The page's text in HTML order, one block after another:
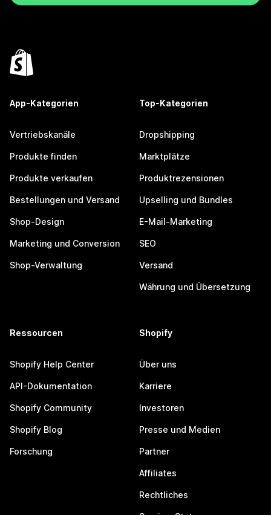
App-Kategorien
Vertriebskanäle
Produkte finden
Produkte verkaufen
Bestellungen und Versand
Shop-Design
Marketing und Conversion
Shop-Verwaltung
Top-Kategorien
Dropshipping
Marktplätze
Produktrezensionen
Upselling und Bundles
E-Mail-Marketing
SEO
Versand
Währung und Übersetzung
Ressourcen
Shopify Help Center
API-Dokumentation
Shopify Community
Shopify Blog
Forschung
Shopify
Über uns
Karriere
Investoren
Presse und Medien
Partner
Affiliates
Rechtliches